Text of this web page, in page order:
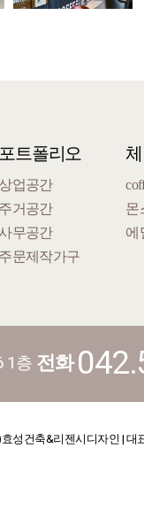
포트폴리오
상업공간
주거공간
사무공간
주문제작가구
몬
에
1층 전화
성건축&리젠시디자인 | 대